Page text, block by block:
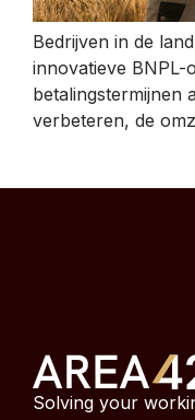
Bedrijven in de
innovatieve BNPL-
betalingstermijnen
verbeteren, de
Solving your